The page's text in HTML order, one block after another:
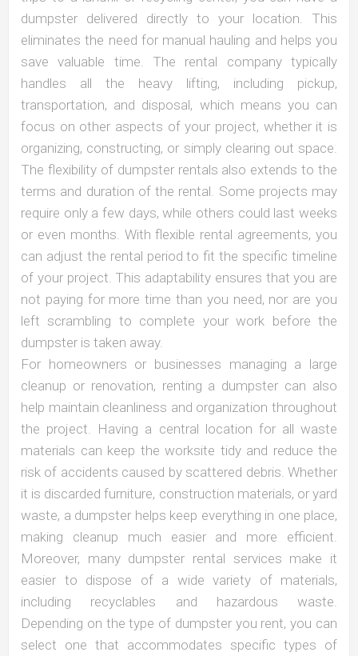
dumpster delivered directly to your location. This
eliminates the need for manual hauling and helps you
save valuable time. The rental company typically
handles all the heavy lifting, including pickup,
transportation, and disposal, which means you can
focus on other aspects of your project, whether it is
organizing, constructing, or simply clearing out space.
The flexibility of dumpster rentals also extends to the
terms and duration of the rental. Some projects may
require only a few days, while others could last weeks
or even months. With flexible rental agreements, you
can adjust the rental period to fit the specific timeline
of your project. This adaptability ensures that you are
not paying for more time than you need, nor are you
left scrambling to complete your work before the
dumpster is taken away.
For homeowners or businesses managing a large
cleanup or renovation, renting a dumpster can also
help maintain cleanliness and organization throughout
the project. Having a central location for all waste
materials can keep the worksite tidy and reduce the
risk of accidents caused by scattered debris. Whether
it is discarded furniture, construction materials, or yard
waste, a dumpster helps keep everything in one place,
making cleanup much easier and more efficient.
Moreover, many dumpster rental services make it
easier to dispose of a wide variety of materials,
including recyclables and hazardous waste.
Depending on the type of dumpster you rent, you can
select one that accommodates specific types of